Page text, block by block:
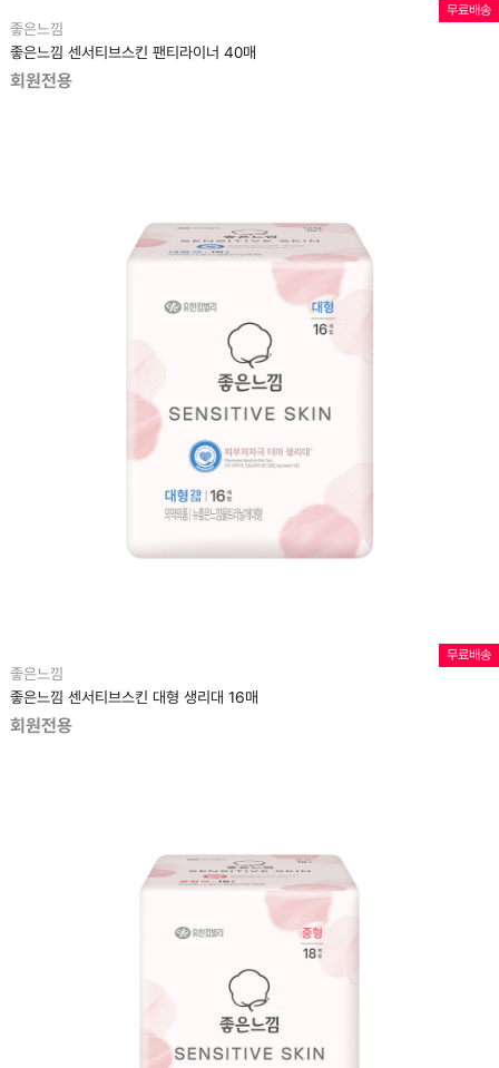
무료배송
좋은느낌
좋은느낌 센서티브스킨 팬티라이너 40매
회원전용
무료배송
좋은느낌
좋은느낌 센서티브스킨 대형 생리대 16매
회원전용